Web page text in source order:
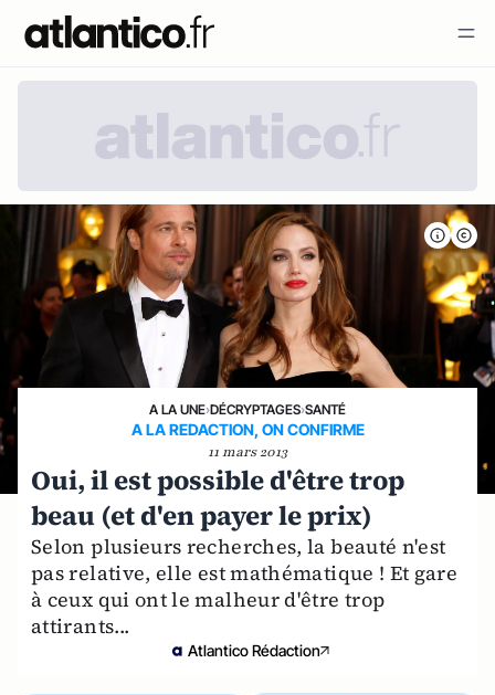
A LA UNE›DÉCRYPTAGES›SANTÉ
A LA REDACTION, ON CONFIRME
11 mars 2013
Oui, il est possible d'être trop
beau (et d'en payer le prix)
Selon plusieurs recherches, la beauté n'est
pas relative, elle est mathématique ! Et gare
à ceux qui ont le malheur d'être trop
attirants...
Atlantico Rédaction